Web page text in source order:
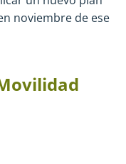
noviembre de ese